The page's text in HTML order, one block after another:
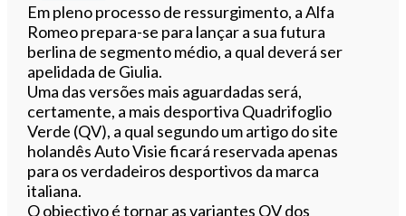
Em pleno processo de ressurgimento, a Alfa
Romeo prepara-se para lançar a sua futura
berlina de segmento médio, a qual deverá ser
apelidada de Giulia.
Uma das versões mais aguardadas será,
certamente, a mais desportiva Quadrifoglio
Verde (QV), a qual segundo um artigo do site
holandês Auto Visie ficará reservada apenas
para os verdadeiros desportivos da marca
italiana.
O objectivo é tornar as variantes QV dos